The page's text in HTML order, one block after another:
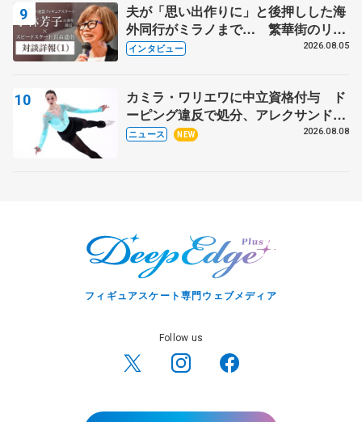
夫が「思い出作りに」と後押しした海
外同行がミラノまで… 繁華街のリン
クでは不良のお兄さんも味方に 小林
インタビュー 2026.08.05
カミラ・ワリエワに中立資格付与 ド
ーピング違反で処分、アレクサンド
ラ・イグナトワも
ニュース NEW 2026.08.08
フィギュアスケート専門ウェブメディア
Follow us